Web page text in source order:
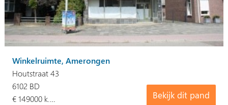
Winkelruimte, Amerongen
Houtstraat 43
Bekijk dit pand
6102 BD
€ 149000 k.…